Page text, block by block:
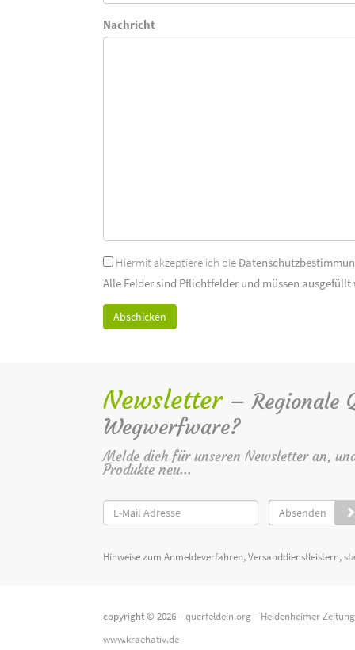
Nachricht
Hiermit akzeptiere ich die
Alle Felder sind Pflichtfelder und müssen ausgefüllt
Newsletter – Regionale
Wegwerfware?
Melde dich für unseren Newsletter an,
Produkte neu...
Absenden
Hinweise zum Anmeldeverfahren, Versanddienstleistern,
copyright © 2026 –querfeldein.org– Heidenheimer
www.kraehativ.de